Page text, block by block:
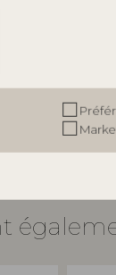
Prix
€ 74,90